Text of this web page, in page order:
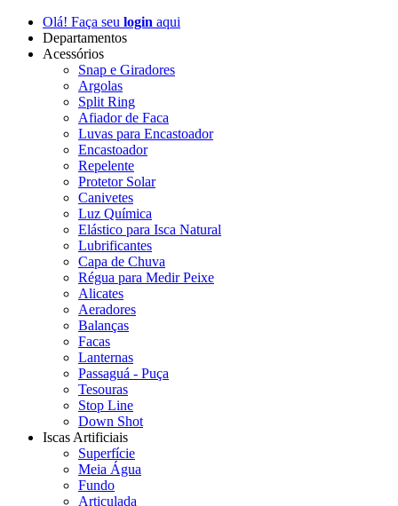
Olá! Faça seu login aqui
Departamentos
Acessórios
Snap e Giradores
Argolas
Split Ring
Afiador de Faca
Luvas para Encastoador
Encastoador
Repelente
Protetor Solar
Canivetes
Luz Química
Elástico para Isca Natural
Lubrificantes
Capa de Chuva
Régua para Medir Peixe
Alicates
Aeradores
Balanças
Facas
Lanternas
Passaguá - Puça
Tesouras
Stop Line
Down Shot
Iscas Artificiais
Superfície
Meia Água
Fundo
Articulada